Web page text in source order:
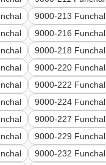
9000-213 Funchal
9000-216 Funchal
9000-218 Funchal
9000-220 Funchal
9000-222 Funchal
9000-224 Funchal
9000-227 Funchal
9000-229 Funchal
9000-232 Funchal